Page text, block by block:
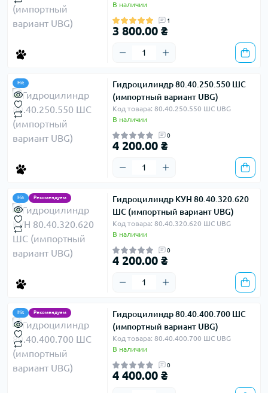
В наличии
1
3 800.00 ₴
Hit
Гидроцилиндр 80.40.250.550 ШС
(импортный вариант UBG)
Код товара: 80.40.250.550 ШС UBG
В наличии
0
4 200.00 ₴
Hit Рекомендуем
Гидроцилиндр КУН 80.40.320.620
ШС (импортный вариант UBG)
Код товара: 80.40.320.620 ШС UBG
В наличии
0
4 200.00 ₴
Hit Рекомендуем
Гидроцилиндр 80.40.400.700 ШС
(импортный вариант UBG)
Код товара: 80.40.400.700 ШС UBG
В наличии
0
4 400.00 ₴